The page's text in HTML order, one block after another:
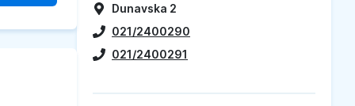
Dunavska 2
021/2400290
021/2400291